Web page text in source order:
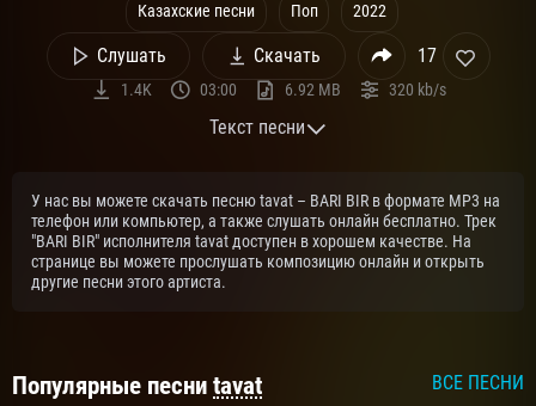
Казахские песни Поп 2022
Слушать Скачать 17
1.4K 03:00 6.92 MB 320 kb/s
Текст песни
[«BARI BIR» ánderі]
[Intro]
La-la-lai
La-la-lai
У нас вы можете скачать песню tavat – BARI BIR в формате MP3 на
телефон или компьютер, а также слушать онлайн бесплатно. Трек
"BARI BIR" исполнителя tavat доступен в хорошем качестве. На
странице вы можете прослушать композицию онлайн и открыть
другие песни этого артиста.
Популярные песни tavat ВСЕ ПЕСНИ